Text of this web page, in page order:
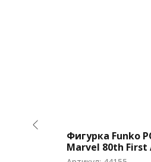
Фигурка Funko
Marvel 80th First
Wolverine (547)